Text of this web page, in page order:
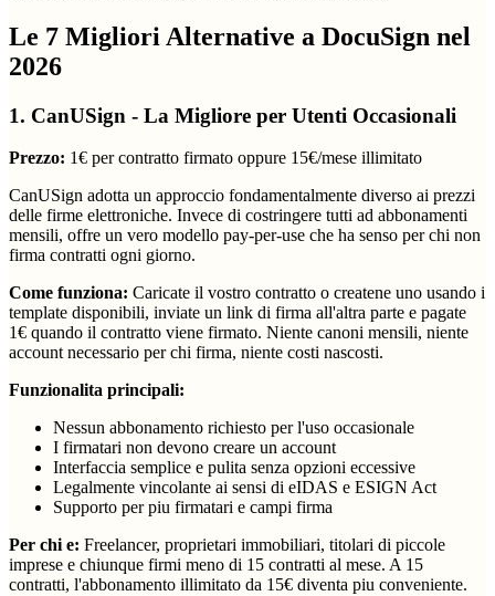
Le 7 Migliori Alternative a DocuSign nel
2026
1. CanUSign - La Migliore per Utenti Occasionali
Prezzo: 1€ per contratto firmato oppure 15€/mese illimitato
CanUSign adotta un approccio fondamentalmente diverso ai prezzi
delle firme elettroniche. Invece di costringere tutti ad abbonamenti
mensili, offre un vero modello pay-per-use che ha senso per chi non
firma contratti ogni giorno.
Come funziona: Caricate il vostro contratto o createne uno usando i
template disponibili, inviate un link di firma all'altra parte e pagate
1€ quando il contratto viene firmato. Niente canoni mensili, niente
account necessario per chi firma, niente costi nascosti.
Funzionalita principali:
Nessun abbonamento richiesto per l'uso occasionale
I firmatari non devono creare un account
Interfaccia semplice e pulita senza opzioni eccessive
Legalmente vincolante ai sensi di eIDAS e ESIGN Act
Supporto per piu firmatari e campi firma
Per chi e: Freelancer, proprietari immobiliari, titolari di piccole
imprese e chiunque firmi meno di 15 contratti al mese. A 15
contratti, l'abbonamento illimitato da 15€ diventa piu conveniente.